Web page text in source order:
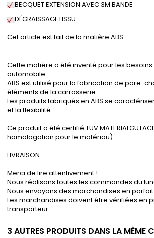
BECQUET EXTENSION AVEC 3M BANDE
DÉGRAISSAGETISSU
Cet article est fait de la matière ABS.
Cette matière a été inventé pour les
automobile.
ABS est utilisé pour la fabrication de pare-
éléments de la carrosserie.
Les produits fabriqués en ABS se
et la flexibilité.
Ce produit a été certifié TUV
homologation pour le matériau).
LIVRAISON :
Merci de lire attentivement !
Nous réalisons toutes les commandes du
Nous envoyons des marchandises en
Les marchandises doivent être vérifiées en
transporteur
3 AUTRES PRODUITS DANS LA MÊME